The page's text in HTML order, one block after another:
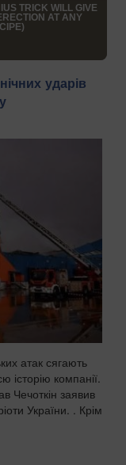
ударів
атак сягають
історію компанії.
Чечоткін заявив
України. . Крім